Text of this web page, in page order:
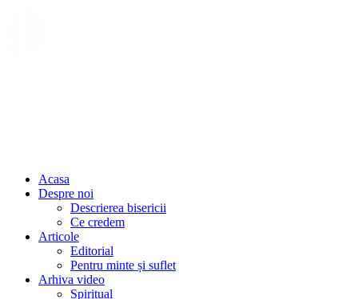
Acasa
Despre noi
Descrierea bisericii
Ce credem
Articole
Editorial
Pentru minte și suflet
Arhiva video
Spiritual